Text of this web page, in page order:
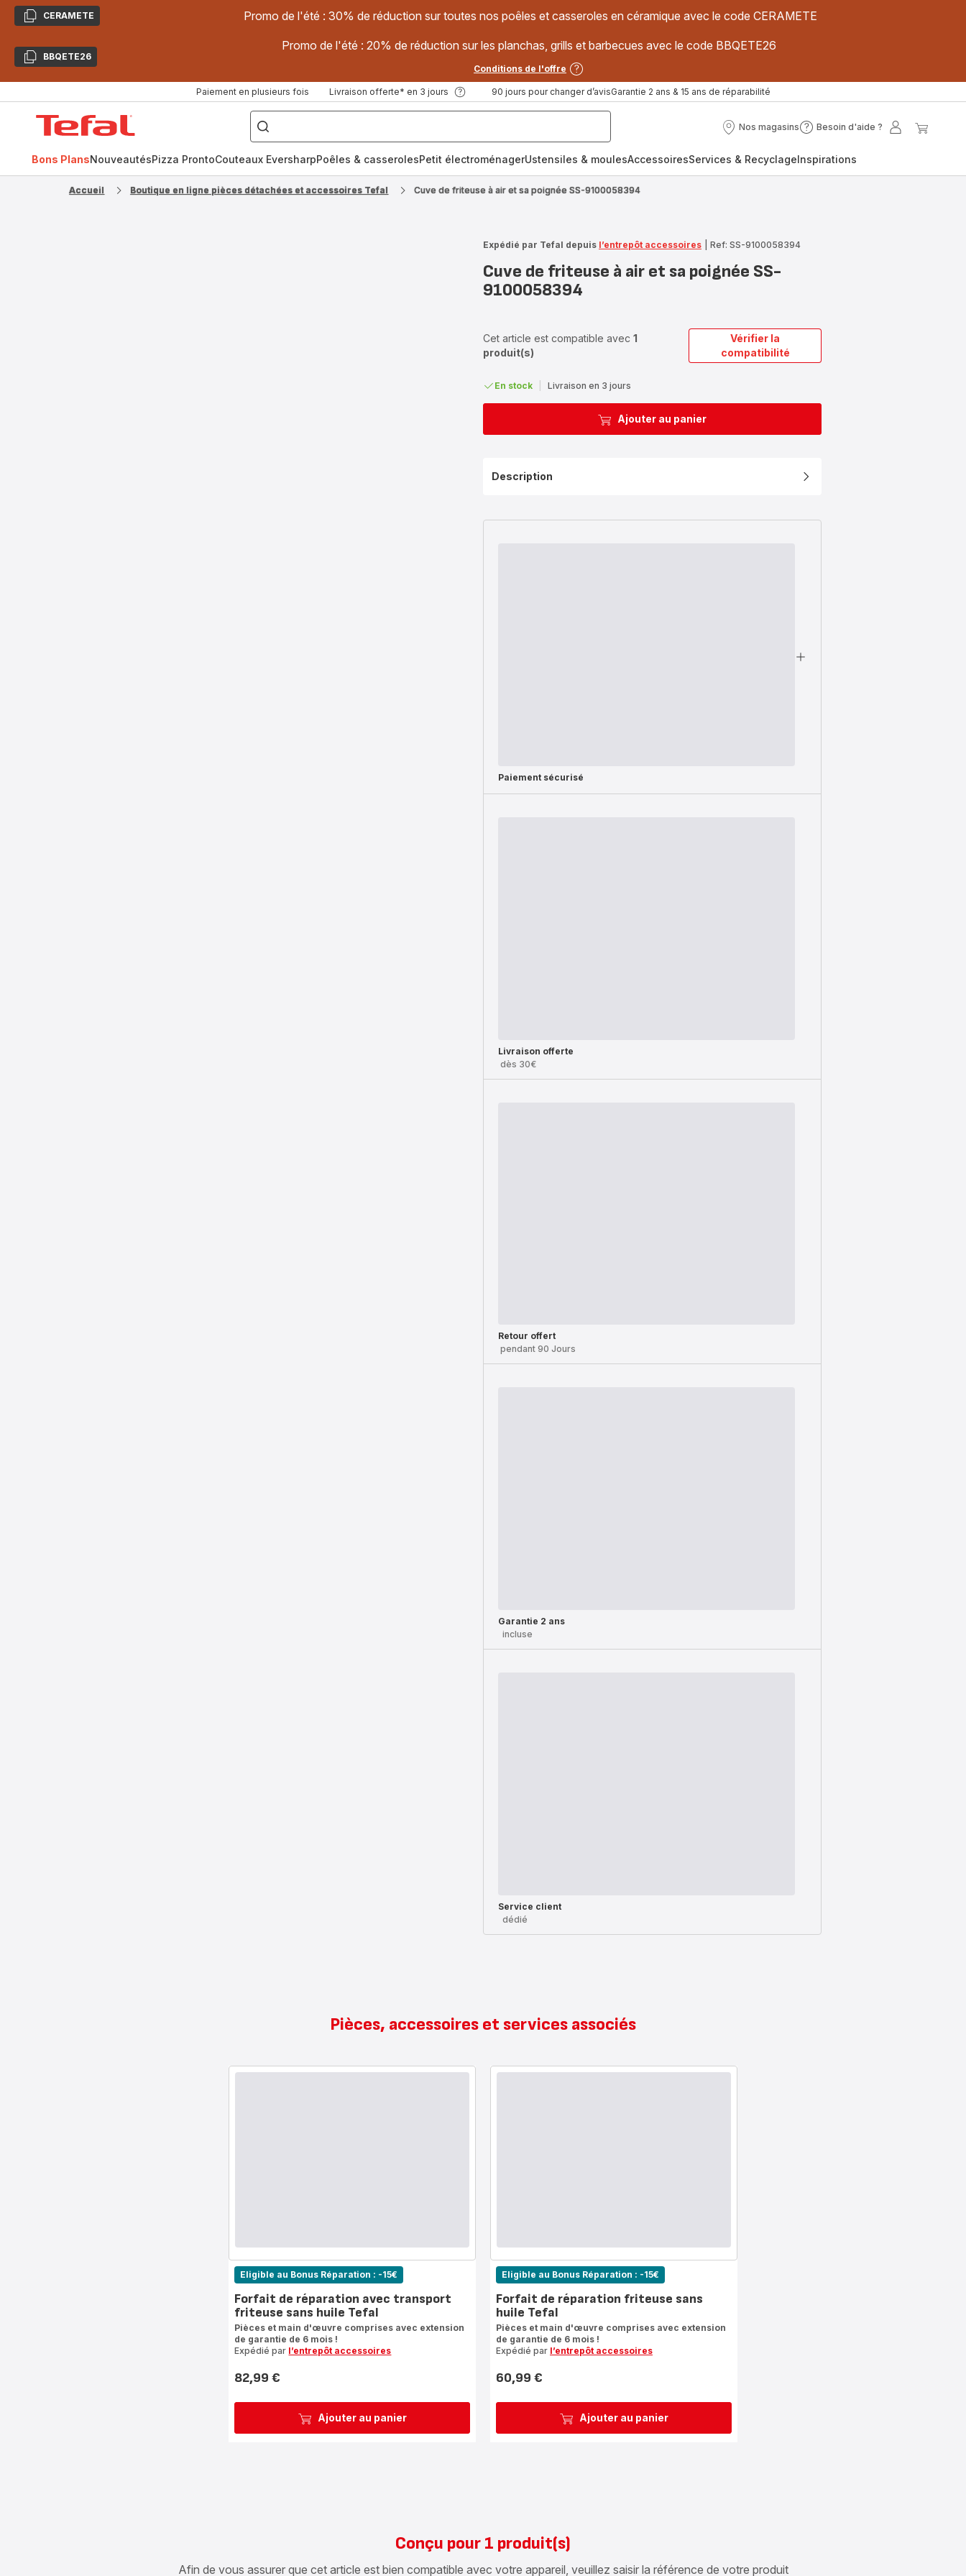
CopierCERAMETE Promo de l'été : 30% de réduction sur toutes nos poêles et casseroles en céramique avec le code CERAMETE
CopierBBQETE26
Promo de l'été : 20% de réduction sur les planchas, grills et barbecues avec le code BBQETE26
Conditions de l'offre
Paiement en plusieurs fois Livraison offerte* en 3 jours 90 jours pour changer d’avisGarantie 2 ans & 15 ans de réparabilité
["Poêles
inox,
Cake
Factory,
Nos magasins
Nos
Besoin d'aide ?
Besoin
?
Mon
Bons PlansNouveautésPizza ProntoCouteaux EversharpPoêles & casserolesPetit électroménagerUstensiles & moulesAccessoiresServices & RecyclageInspirations
Accueil Boutique en ligne pièces détachées et accessoires Tefal Cuve de friteuse à air et sa poignée SS-9100058394
Expédié par Tefal depuis l’entrepôt accessoires Ref: SS-9100058394
Cuve de friteuse à air et sa poignée SS-
9100058394
Cet article est compatible avec 1
produit(s)
Vérifier la
compatibilité
En stock Livraison en 3 jours
Ajouter au panier
Description
Paiement sécurisé
Livraison offerte
dès 30€
Retour offert
pendant 90 Jours
Garantie 2 ans
incluse
Service client
dédié
Pièces, accessoires et services associés
Ajouter au panier
Eligible au Bonus Réparation : -15€
Forfait de réparation avec transport
friteuse sans huile Tefal
Pièces et main d'œuvre comprises avec extension
de garantie de 6 mois !
Expédié par l’entrepôt accessoires
Prix
82,99 €
Ajouter au panier
Eligible au Bonus Réparation : -15€
Forfait de réparation friteuse sans
huile Tefal
Pièces et main d'œuvre comprises avec extension
de garantie de 6 mois !
Expédié par l’entrepôt accessoires
Prix
60,99 €
Conçu pour 1 produit(s)
Afin de vous assurer que cet article est bien compatible avec votre appareil, veuillez saisir la référence de votre produit